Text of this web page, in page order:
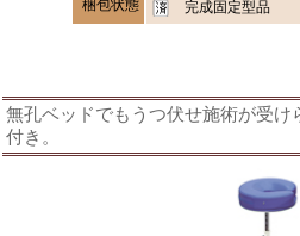
梱包状態
完成固定型品
無孔ベッドでもうつ伏せ施術が受け
付き。